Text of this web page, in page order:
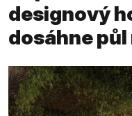
designový
dosáhne